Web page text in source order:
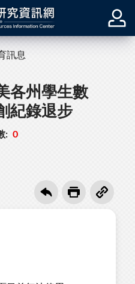
訊息
各州學生數
紀錄退步
: 0